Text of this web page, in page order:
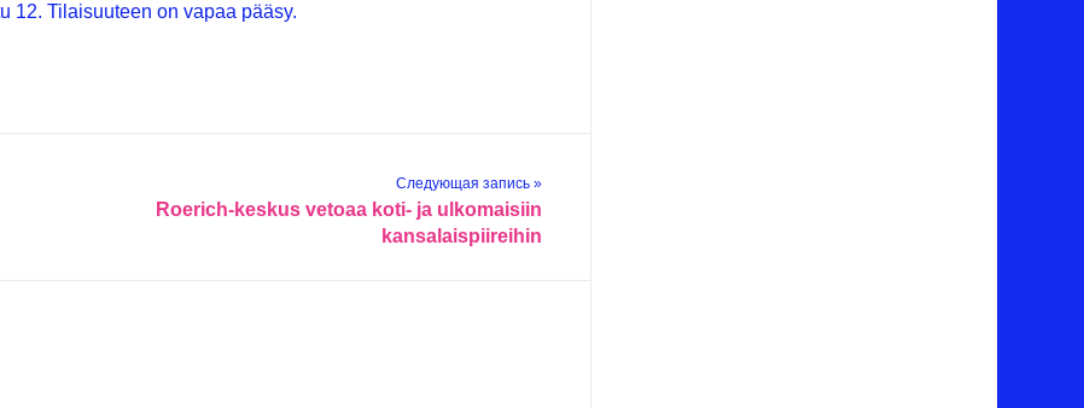
12. Tilaisuuteen on vapaa pääsy.
Следующая запись »
Roerich-keskus vetoaa koti- ja ulkomaisiin
kansalaispiireihin